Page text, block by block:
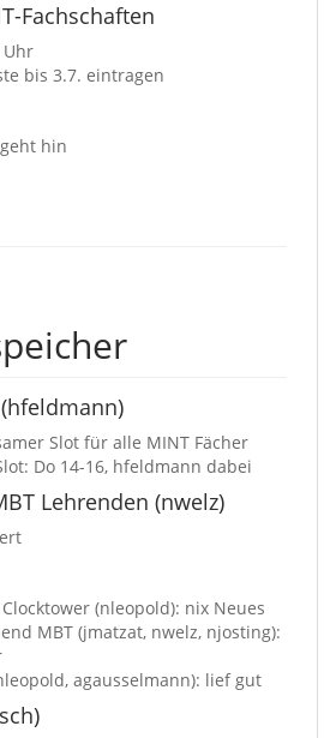
Fachschaften
Uhr
bis 3.7. eintragen
hin
Slot für alle MINT Fächer
Do 14-16, hfeldmann dabei
Lehrenden (nwelz)
(nleopold): nix Neues
MBT (jmatzat, nwelz, njosting):
agausselmann): lief gut